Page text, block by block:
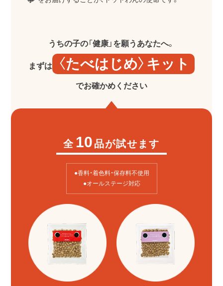
うちの子の「健康」を願うあなたへ。
まずは 〈たべはじめ〉キット
でお確かめください
全 10 品が試せます
●香料・着色料・保存料不使用
●オールステージ対応